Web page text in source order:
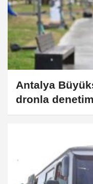
Antalya
dronla denetim